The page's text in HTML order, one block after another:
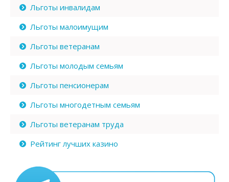
Льготы инвалидам
Льготы малоимущим
Льготы ветеранам
Льготы молодым семьям
Льготы пенсионерам
Льготы многодетным семьям
Льготы ветеранам труда
Рейтинг лучших казино